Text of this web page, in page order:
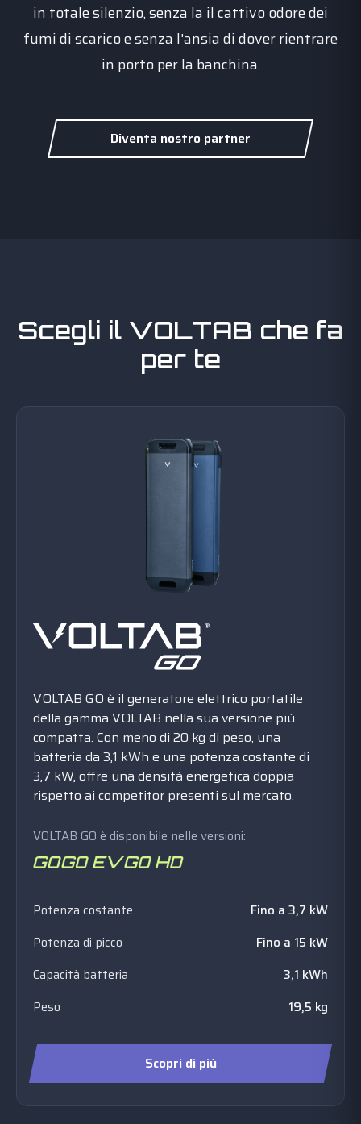
in totale silenzio, senza la il cattivo odore dei
fumi di scarico e senza l'ansia di dover rientrare
in porto per la banchina.
Diventa nostro partner
Scegli il VOLTAB che fa
per te
VOLTAB GO è il generatore elettrico portatile
della gamma VOLTAB nella sua versione più
compatta. Con meno di 20 kg di peso, una
batteria da 3,1 kWh e una potenza costante di
3,7 kW, offre una densità energetica doppia
rispetto ai competitor presenti sul mercato.
VOLTAB GO è disponibile nelle versioni:
Potenza costante
Fino a 3,7 kW
Potenza di picco
Fino a 15 kW
Capacità batteria
3,1 kWh
Peso
19,5 kg
Scopri di più